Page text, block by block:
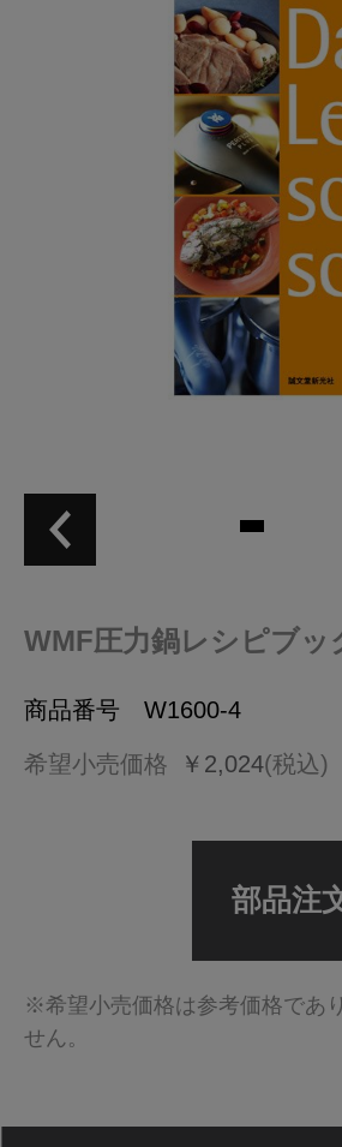
WMF圧力鍋レシピブ
商品番号 W1600-4
希望小売価格 ￥2,024(税込)
部品注
※希望小売価格は参考価格であ
せん。